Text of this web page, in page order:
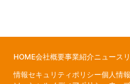
HOME会社概要事業紹介ニュース
情報セキュリティポリシー個人情